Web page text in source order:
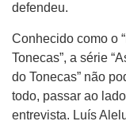
defendeu.
Conhecido como o
Tonecas”, a série
do Tonecas” não
todo, passar ao
entrevista. Luís